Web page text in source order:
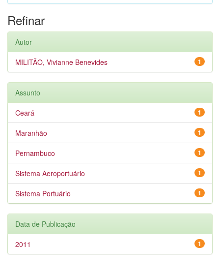
Refinar
Autor
1
MILITÃO, Vivianne Benevides
Assunto
1
Ceará
1
Maranhão
1
Pernambuco
1
Sistema Aeroportuário
1
Sistema Portuário
Data de Publicação
1
2011